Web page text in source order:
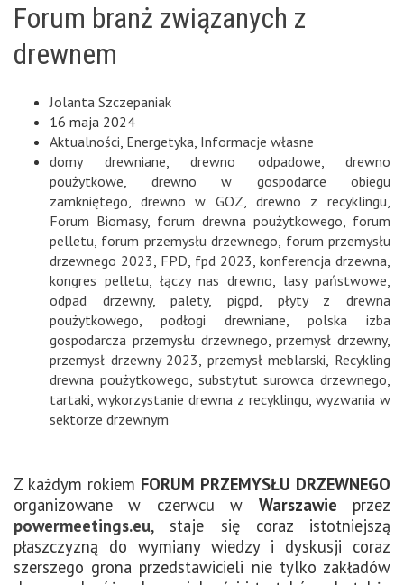
Forum branż związanych z
drewnem
Jolanta Szczepaniak
16 maja 2024
Aktualności Energetyka Informacje własne
domy drewniane
drewno odpadowe
drewno
poużytkowe
drewno w gospodarce obiegu
zamkniętego
drewno w GOZ drewno z recyklingu
Forum Biomasy, forum drewna poużytkowego
forum
pelletu forum przemysłu drzewnego forum przemysłu
drzewnego 2023 FPD fpd 2023 konferencja drzewna
kongres pelletu
łączy nas drewno lasy państwowe
odpad drzewny,palety,pigpd
płyty z drewna
poużytkowego
podłogi drewniane
polska izba
gospodarcza przemysłu drzewnego ,przemysł drzewny,
przemysł drzewny 2023 przemysł meblarski Recykling
drewna poużytkowego substytut surowca drzewnego
tartaki wykorzystanie drewna z recyklingu wyzwania w
sektorze drzewnym
Z każdym rokiem FORUM PRZEMYSŁU DRZEWNEGO
organizowane w czerwcu w Warszawie przez
powermeetings.eu, staje się coraz istotniejszą
płaszczyzną do wymiany wiedzy i dyskusji coraz
szerszego grona przedstawicieli nie tylko zakładów